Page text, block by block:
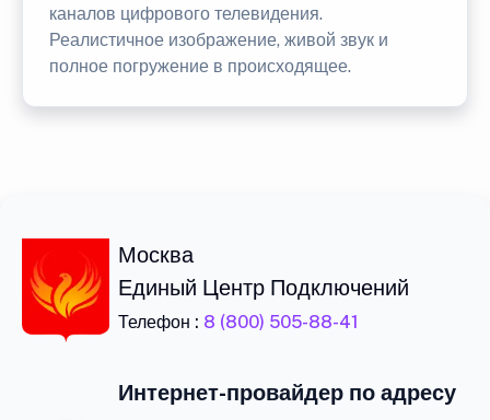
каналов цифрового телевидения.
Реалистичное изображение, живой звук и
полное погружение в происходящее.
Москва
Единый Центр Подключений
Телефон : 8 (800) 505-88-41
Интернет-провайдер по адресу